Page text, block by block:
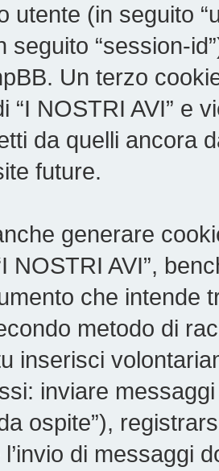
utente (in seguito
seguito “session-
Un terzo
“I NOSTRI AVI” e
da quelli ancora
future.
generare
NOSTRI AVI”,
che intende
metodo di
inserisci
inviare
ospite”),
di messaggi